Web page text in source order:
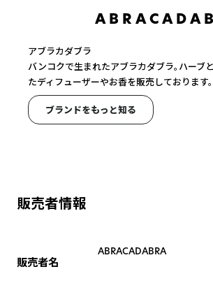
A B R A C A D A
アブラカダブラ
バンコクで生まれたアブラカダブラ。ハーブ
たディフューザーやお香を販売しております。
ブランドをもっと知る
販売者情報
販売者名
ABRACADABRA